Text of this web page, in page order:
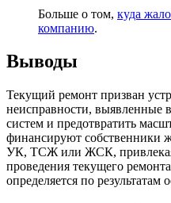
Больше о том, куда
компанию.
Выводы
Текущий ремонт призван
неисправности, выявленные
систем и предотвратить
финансируют собственники
УК, ТСЖ или ЖСК,
проведения текущего
определяется по